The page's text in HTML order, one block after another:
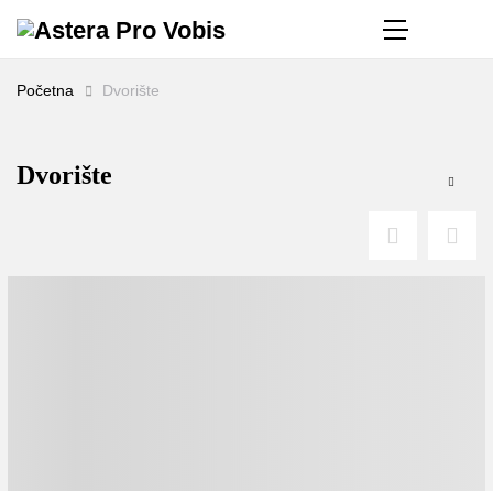
Početna Dvorište
Dvorište